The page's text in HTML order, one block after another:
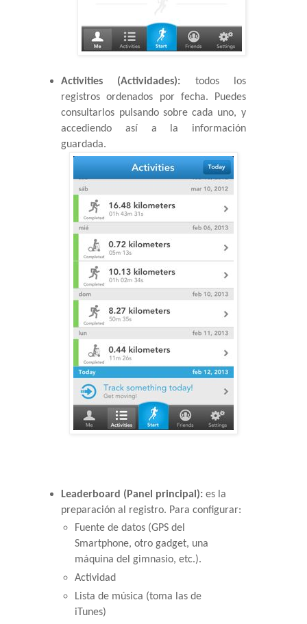
Activities (Actividades): todos los
registros ordenados por fecha. Puedes
consultarlos pulsando sobre cada uno, y
accediendo así a la información
guardada.
Leaderboard (Panel principal): es la
preparación al registro. Para configurar:
Fuente de datos (GPS del
Smartphone, otro gadget, una
máquina del gimnasio, etc.).
Actividad
Lista de música (toma las de
iTunes)